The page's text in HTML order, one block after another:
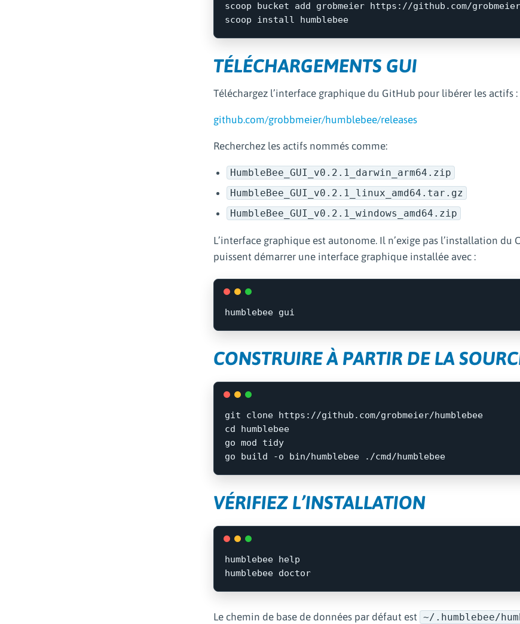
scoop bucket add grobmeier https://github.com/
scoop
install humblebee
TÉLÉCHARGEMENTS GUI
Téléchargez l’interface graphique du GitHub pour libérer les actifs :
github.com/grobbmeier/humblebee/releases
Recherchez les actifs nommés comme:
HumbleBee_GUI_v0.2.1_darwin_arm64.zip
HumbleBee_GUI_v0.2.1_linux_amd64.tar.gz
HumbleBee_GUI_v0.2.1_windows_amd64.zip
L’interface graphique est autonome. Il n’exige pas l’installation du
puissent démarrer une interface graphique installée avec :
CONSTRUIRE À PARTIR DE LA
cd humblebee
go mod tidy
go build
-o
VÉRIFIEZ L’INSTALLATION
humblebee
Le chemin de base de données par défaut est ~/.humblebee/